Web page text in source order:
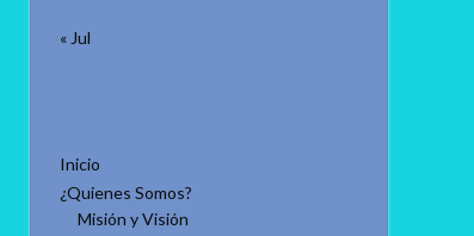
« Jul
Inicio
¿Quienes Somos?
Misión y Visión